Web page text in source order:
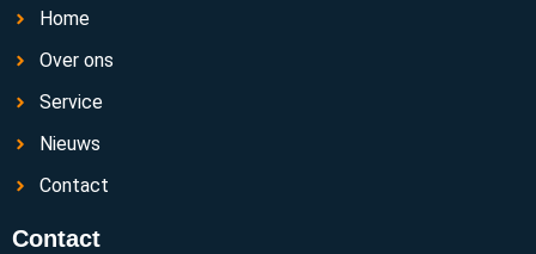
Home
Over ons
Service
Nieuws
Contact
Contact